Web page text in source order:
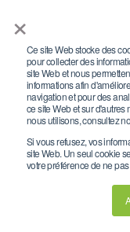
×
Ce site Web stocke des
pour collecter des
site Web et nous
informations afin
navigation et pour des
ce site Web et sur
nous utilisons, consultez
Si vous refusez, vos
site Web. Un seul cookie
votre préférence de ne
rapproche de
demande
La mise en
mieux situer le
En audience
situe derrière
la Guinée, le